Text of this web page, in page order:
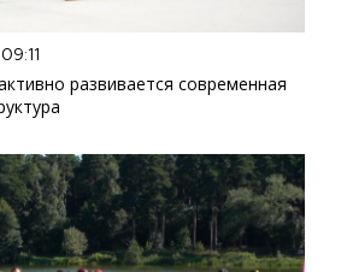
развивается современная